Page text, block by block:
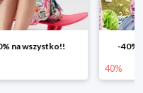
na wszystko!! -40%
40%